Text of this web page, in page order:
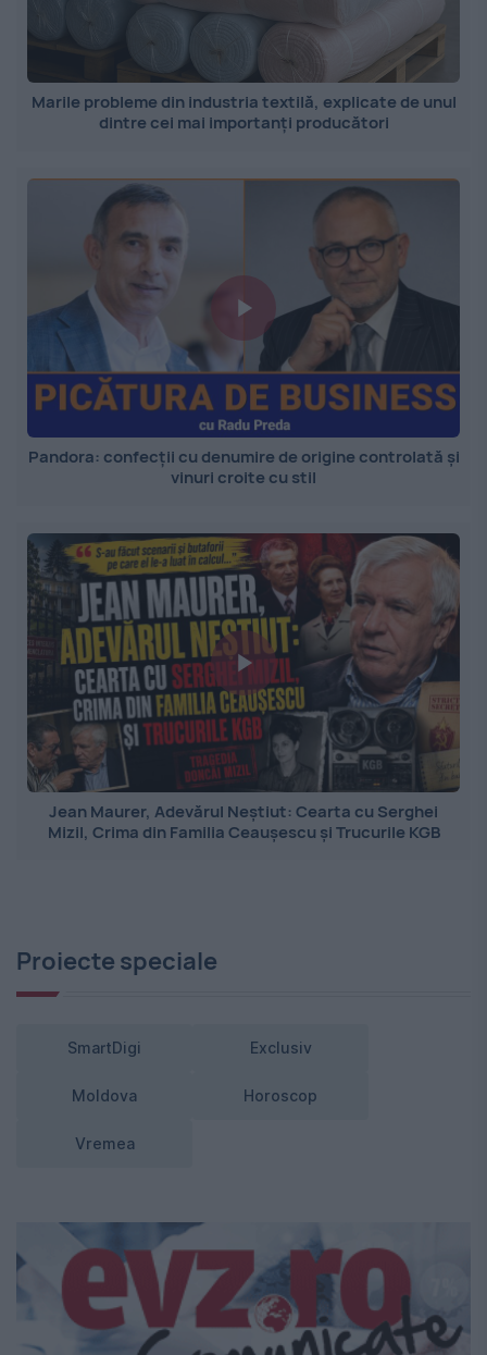
Marile probleme din industria textilă, explicate de unul
dintre cei mai importanți producători
Pandora: confecții cu denumire de origine controlată și
vinuri croite cu stil
Jean Maurer, Adevărul Neștiut: Cearta cu Serghei
Mizil, Crima din Familia Ceaușescu și Trucurile KGB
Proiecte speciale
SmartDigi Exclusiv
Moldova Horoscop
Vremea